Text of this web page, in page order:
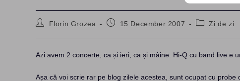
PostFlorin Grozea
Post15 December 2007
PostZi de zi
Azi avem 2 concerte, ca și ieri, ca și mâine. Hi-Q cu band live e
Așa că voi scrie rar pe blog zilele acestea, sunt ocupat cu probe